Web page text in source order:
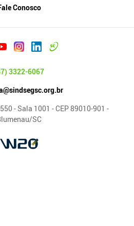
Conosco
3322-6067
- Sala 1001 - CEP 89010-901 -
SC